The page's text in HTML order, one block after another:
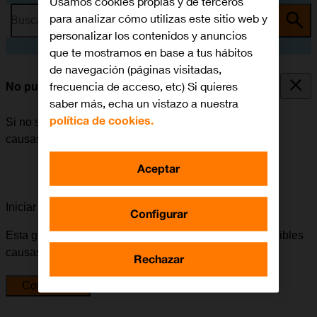
Busca por problema o tema
No puedo encender mi móvil
Si no se puede encender el móvil, puede haber varias
causas posibles al problema.
Iniciar la guía para solucionar tu problema
Esta guía te va a conducir a través de una serie de posibles
causas y soluciones al problema.
Comenzar
para analizar cómo utilizas este sitio web y
personalizar los contenidos y anuncios
que te mostramos en base a tus hábitos
de navegación (páginas visitadas,
frecuencia de acceso, etc) Si quieres
saber más, echa un vistazo a nuestra
política de cookies.
Configurar
Rechazar
Aceptar